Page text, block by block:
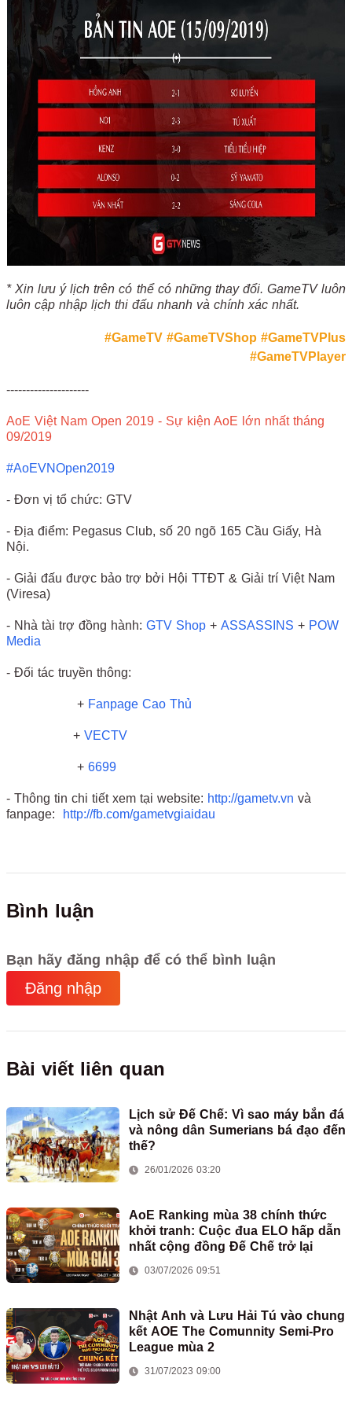
* Xin lưu ý lịch trên có thể có những thay đổi. GameTV luôn
luôn cập nhập lịch thi đấu nhanh và chính xác nhất.
#GameTV #GameTVShop #GameTVPlus
#GameTVPlayer
---------------------
AoE Việt Nam Open 2019 - Sự kiện AoE lớn nhất tháng
09/2019
#AoEVNOpen2019
- Đơn vị tổ chức: GTV
- Địa điểm: Pegasus Club, số 20 ngõ 165 Cầu Giấy, Hà
Nội.
- Giải đấu được bảo trợ bởi Hội TTĐT & Giải trí Việt Nam
(Viresa)
- Nhà tài trợ đồng hành: GTV Shop + ASSASSINS + POW
Media
- Đối tác truyền thông:
+ Fanpage Cao Thủ
+ VECTV
+ 6699
- Thông tin chi tiết xem tại website: http://gametv.vn và
fanpage:
http://fb.com/gametvgiaidau
Bình luận
Bạn hãy đăng nhập để có thể bình luận
Đăng nhập
Bài viết liên quan
Lịch sử Đế Chế: Vì sao máy bắn đá
và nông dân Sumerians bá đạo đến
thế?
26/01/2026 03:20
AoE Ranking mùa 38 chính thức
khởi tranh: Cuộc đua ELO hấp dẫn
nhất cộng đồng Đế Chế trở lại
03/07/2026 09:51
Nhật Anh và Lưu Hải Tú vào chung
kết AOE The Comunnity Semi-Pro
League mùa 2
31/07/2023 09:00